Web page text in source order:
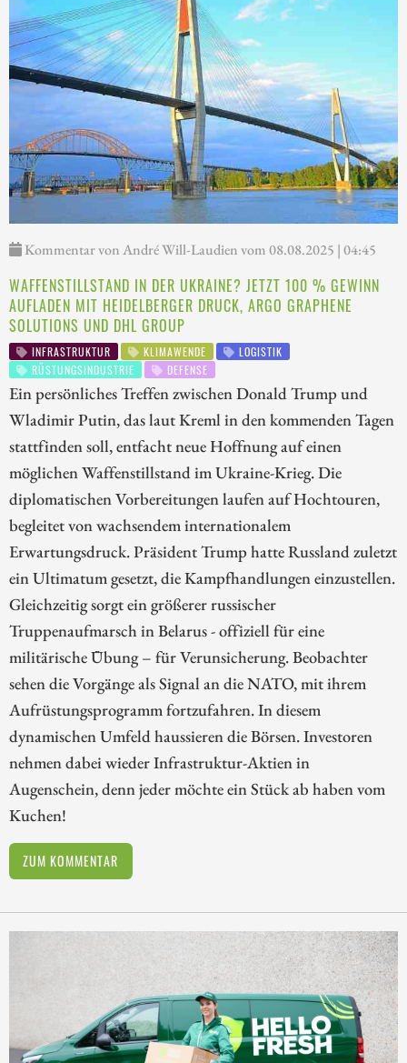
Kommentar von André Will-Laudien vom 08.08.2025 | 04:45
WAFFENSTILLSTAND IN DER UKRAINE? JETZT 100 % GEWINN
AUFLADEN MIT HEIDELBERGER DRUCK, ARGO GRAPHENE
SOLUTIONS UND DHL GROUP
INFRASTRUKTUR KLIMAWENDE
LOGISTIK
RÜSTUNGSINDUSTRIE
DEFENSE
Ein persönliches Treffen zwischen Donald Trump und
Wladimir Putin, das laut Kreml in den kommenden Tagen
stattfinden soll, entfacht neue Hoffnung auf einen
möglichen Waffenstillstand im Ukraine-Krieg. Die
diplomatischen Vorbereitungen laufen auf Hochtouren,
begleitet von wachsendem internationalem
Erwartungsdruck. Präsident Trump hatte Russland zuletzt
ein Ultimatum gesetzt, die Kampfhandlungen einzustellen.
Gleichzeitig sorgt ein größerer russischer
Truppenaufmarsch in Belarus - offiziell für eine
militärische Übung – für Verunsicherung. Beobachter
sehen die Vorgänge als Signal an die NATO, mit ihrem
Aufrüstungsprogramm fortzufahren. In diesem
dynamischen Umfeld haussieren die Börsen. Investoren
nehmen dabei wieder Infrastruktur-Aktien in
Augenschein, denn jeder möchte ein Stück ab haben vom
Kuchen!
ZUM KOMMENTAR